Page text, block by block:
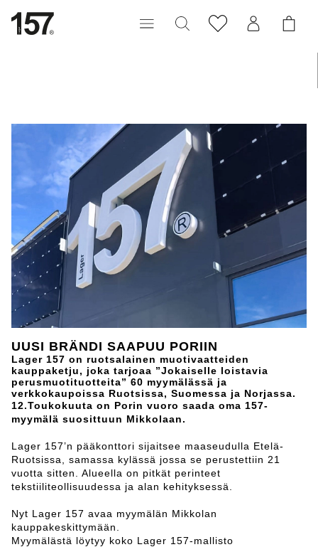
UUSI BRÄNDI SAAPUU PORIIN
Lager 157 on ruotsalainen muotivaatteiden
kauppaketju, joka tarjoaa ”Jokaiselle loistavia
perusmuotituotteita” 60 myymälässä ja
verkkokaupoissa Ruotsissa, Suomessa ja Norjassa.
12.Toukokuuta on Porin vuoro saada oma 157-
myymälä suosittuun Mikkolaan.
Lager 157’n pääkonttori sijaitsee maaseudulla Etelä-
Ruotsissa, samassa kylässä jossa se perustettiin 21
vuotta sitten. Alueella on pitkät perinteet
tekstiiliteollisuudessa ja alan kehityksessä.
Nyt Lager 157 avaa myymälän Mikkolan
kauppakeskittymään.
Myymälästä löytyy koko Lager 157-mallisto